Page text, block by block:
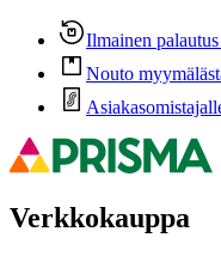
Ilmainen
Nouto
Verkkokauppa